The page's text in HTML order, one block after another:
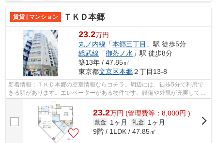
賃貸 | マンション ＴＫＤ本郷
23.2万円
丸ノ内線 「本郷三丁目 」駅 徒歩5分
総武線 「御茶ノ水 」駅 徒歩8分
築13年 / 47.85㎡
東京都文京区本郷２丁目13-8
新着情報：ＴＫＤ本郷の空室情報ならコチラ。周辺には、徒歩5分で利用で
きる駅があります。エレベーターがある物件です。設備や外観が充実してい
るマンションです。お友達を招待するの...
23.2万円 (管理費等：8,000円 )
敷金 1ヶ月 礼金
1ヶ月
9階 / 1LDK / 47.85㎡